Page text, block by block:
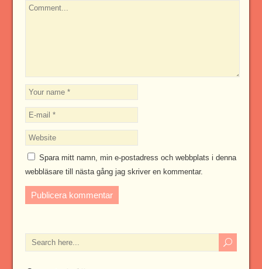
Spara mitt namn, min e-postadress och webbplats i denna
webbläsare till nästa gång jag skriver en kommentar.